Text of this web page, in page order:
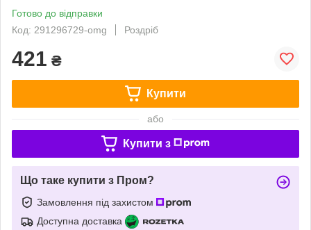
Готово до відправки
Код: 291296729-omg
Роздріб
421 ₴
Купити
або
Купити з
Що таке купити з Пром?
Замовлення під захистом
Доступна доставка